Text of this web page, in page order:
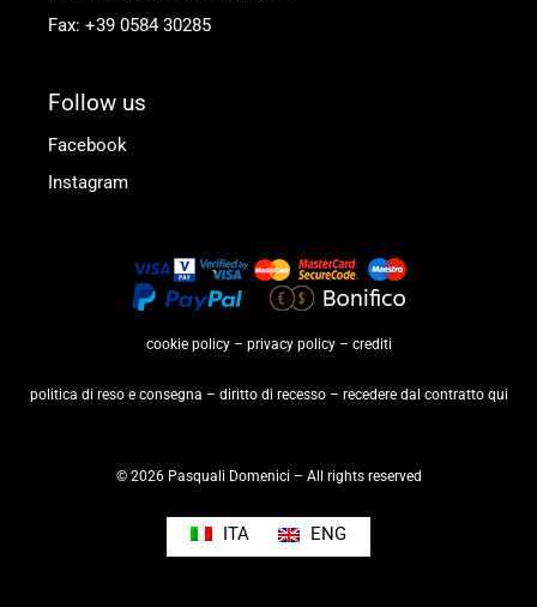
Fax: +39 0584 30285
Follow us
Facebook
Instagram
cookie policy– privacy policy– crediti
politica di reso e consegna – diritto di recesso– recedere dal contratto qui
© 2026 Pasquali Domenici – All rights reserved
ITA ENG